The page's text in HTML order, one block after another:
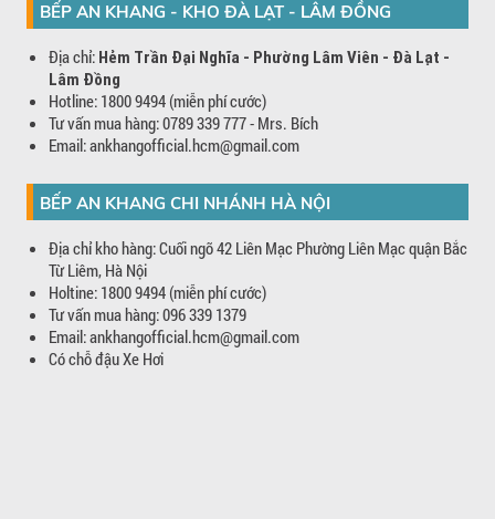
BẾP AN KHANG - KHO ĐÀ LẠT - LÂM ĐỒNG
Địa chỉ: Hẻm Trần Đại Nghĩa - Phường Lâm Viên - Đà Lạt -
Lâm Đồng
Hotline: 1800 9494 (miễn phí cước)
Tư vấn mua hàng: 0789 339 777 - Mrs. Bích
Email: ankhangofficial.hcm@gmail.com
BẾP AN KHANG CHI NHÁNH HÀ NỘI
Địa chỉ kho hàng: Cuối ngõ 42 Liên Mạc Phường Liên Mạc quận Bắc
Từ Liêm, Hà Nội
Holtine: 1800 9494 (miễn phí cước)
Tư vấn mua hàng: 096 339 1379
Email: ankhangofficial.hcm@gmail.com
Có chỗ đậu Xe Hơi